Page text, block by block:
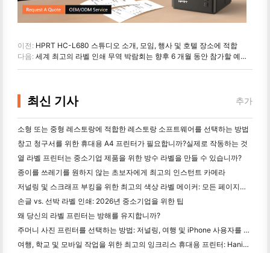
이전: HPRT HC-L680 스튜디오 소개, 모임, 행사 및 호텔 장소에 적합
다음: 세계 최고의 라벨 인쇄 무역 박람회는 향후 6 개월 동안 참가할 예정입니다.
최신 기사 추가
소형 또는 중형 레스토랑에 적합한 레스토랑 소프트웨어를 선택하는 방법
창고 청구서를 위한 휴대용 A4 프린터가 필요합니까?실제로 작동하는 것
열 라벨 프린터는 중소기업 제품을 위한 방수 라벨을 만들 수 있습니까?
종이를 쓰레기를 원하지 않는 초보자에게 최고의 인스턴트 카메라
저널링 및 스크래프 부킹을 위한 최고의 색상 라벨 메이커: 모든 페이지에 더 많은 색상을 추가
손글 vs. 선박 라벨 인쇄: 2026년 중소기업을 위한 팁
왜 당신의 라벨 프린터는 방해를 유지합니까?
주머니 사진 프린터를 선택하는 방법: 저널링, 여행 및 iPhone 사용자를 위한 완전한 가이드
여행, 학교 및 모바일 작업을 위한 최고의 잉크리스 휴대용 프린터: Hanin MT620 Pro 리뷰